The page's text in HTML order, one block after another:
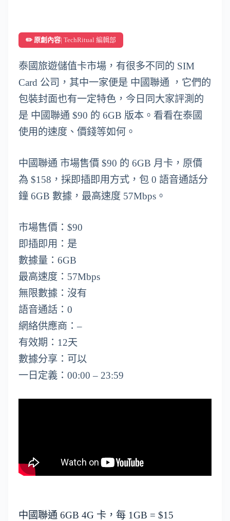
✏️ 原創內容| TechRitual 編輯部
泰國旅遊儲值卡市場，有很多不同的 SIM
Card 公司，其中一家便是 中國聯通 ，它們的
包裝封面也有一定特色，今日同大家評測的
是 中國聯通 $90 的 6GB 版本。看看在泰國
使用的速度、價錢等如何。
中國聯通 市場售價 $90 的 6GB 月卡，原價
為 $158，採即插即用方式，包 0 語音通話分
鐘 6GB 數據，最高速度 57Mbps。
市場售價：$90
即插即用：是
數據量：6GB
最高速度：57Mbps
無限數據：沒有
語音通話：0
網絡供應商：–
有效期：12天
數據分享：可以
一日定義：00:00 – 23:59
中國聯通 6GB 4G 卡，每 1GB = $15